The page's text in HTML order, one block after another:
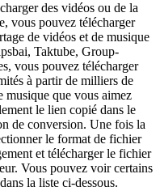
des vidéos ou de la
vous pouvez télécharger
de vidéos et de musique
Taktube, Group-
vous pouvez télécharger
à partir de milliers de
musique que vous aimez
le lien copié dans le
de conversion. Une fois la
le format de fichier
et télécharger le fichier
Vous pouvez voir certains
la liste ci-dessous.